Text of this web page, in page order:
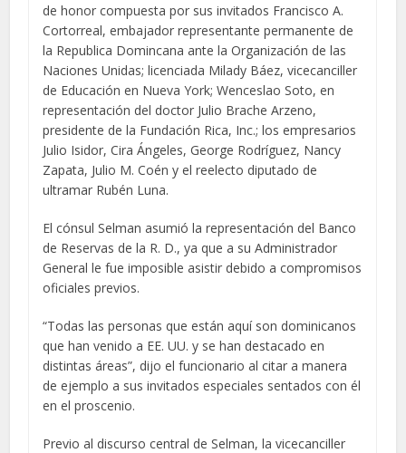
de honor compuesta por sus invitados Francisco A.
Cortorreal, embajador representante permanente de
la Republica Domincana ante la Organización de las
Naciones Unidas; licenciada Milady Báez, vicecanciller
de Educación en Nueva York; Wenceslao Soto, en
representación del doctor Julio Brache Arzeno,
presidente de la Fundación Rica, Inc.; los empresarios
Julio Isidor, Cira Ángeles, George Rodríguez, Nancy
Zapata, Julio M. Coén y el reelecto diputado de
ultramar Rubén Luna.
El cónsul Selman asumió la representación del Banco
de Reservas de la R. D., ya que a su Administrador
General le fue imposible asistir debido a compromisos
oficiales previos.
“Todas las personas que están aquí son dominicanos
que han venido a EE. UU. y se han destacado en
distintas áreas”, dijo el funcionario al citar a manera
de ejemplo a sus invitados especiales sentados con él
en el proscenio.
Previo al discurso central de Selman, la vicecanciller